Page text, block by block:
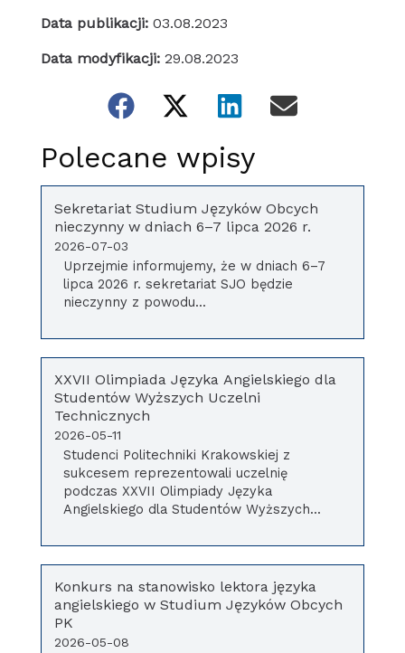
Data publikacji: 03.08.2023
Data modyfikacji: 29.08.2023
Polecane wpisy
Sekretariat Studium Języków Obcych
nieczynny w dniach 6–7 lipca 2026 r.
2026-07-03
Uprzejmie informujemy, że w dniach 6–7
lipca 2026 r. sekretariat SJO będzie
nieczynny z powodu...
XXVII Olimpiada Języka Angielskiego dla
Studentów Wyższych Uczelni
Technicznych
2026-05-11
Studenci Politechniki Krakowskiej z
sukcesem reprezentowali uczelnię
podczas XXVII Olimpiady Języka
Angielskiego dla Studentów Wyższych...
Konkurs na stanowisko lektora języka
angielskiego w Studium Języków Obcych
PK
2026-05-08